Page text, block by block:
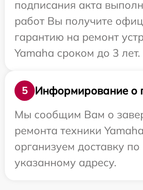
подписания акта
работ Вы получите
гарантию на ремонт
Yamaha сроком до 3 лет.
5
Информирование о
Мы сообщим Вам о
ремонта техники
организуем доставку по
указанному адресу.